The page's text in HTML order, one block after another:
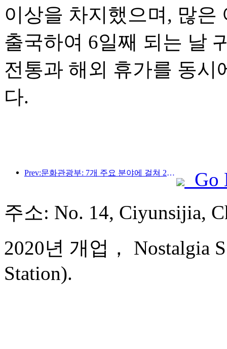
이상을 차지했으며, 많은
출국하여 6일째 되는 날
전통과 해외 휴가를 동시
다.
Prev:문화관광부: 7개 주요 분야에 걸쳐 22개의 테마 활동을 시작합니다
Go
주소: No. 14, Ciyunsijia,
2020년 개업， Nostalgia
Station).